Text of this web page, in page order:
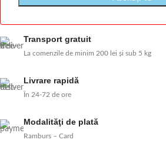
Transport gratuit
La comenzile de minim 200 lei și sub 5 kg
Livrare rapidă
În 24-72 de ore
Modalităţi de plată
Ramburs – Card